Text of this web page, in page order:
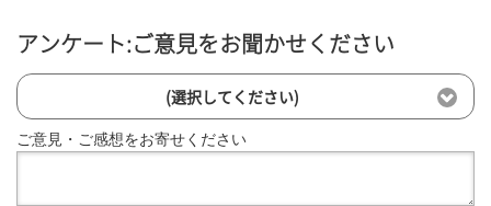
アンケート:ご意見をお聞かせください
(選択してください)
ご意見・ご感想をお寄せください